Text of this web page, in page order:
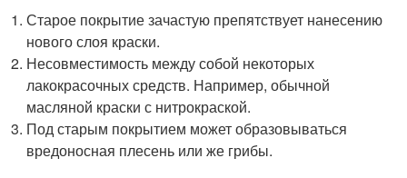
Старое покрытие зачастую препятствует нанесению
нового слоя краски.
Несовместимость между собой некоторых
лакокрасочных средств. Например, обычной
масляной краски с нитрокраской.
Под старым покрытием может образовываться
вредоносная плесень или же грибы.